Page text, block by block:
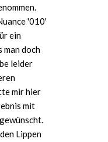
'010'
ein
man doch
leider
mir hier
mit
Lippen